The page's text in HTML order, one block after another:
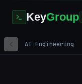
KeyGroup
AI Engineering